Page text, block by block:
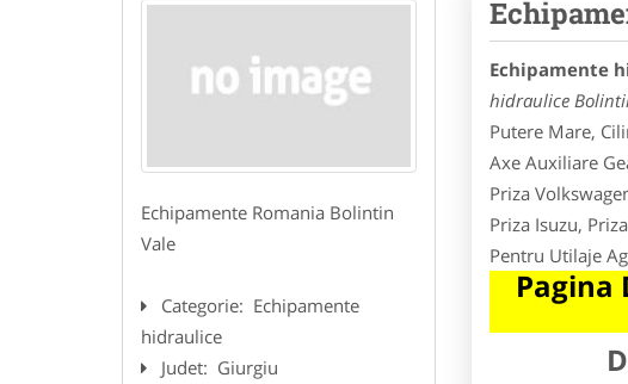
Echipamente Romania Bolintin
Vale
Categorie: Echipamente
hidraulice
Judet: Giurgiu
Echipamente
hidraulice
Putere Mare,
Axe Auxiliare
Priza
Priza Isuzu,
Pentru Utilaje
Pagina